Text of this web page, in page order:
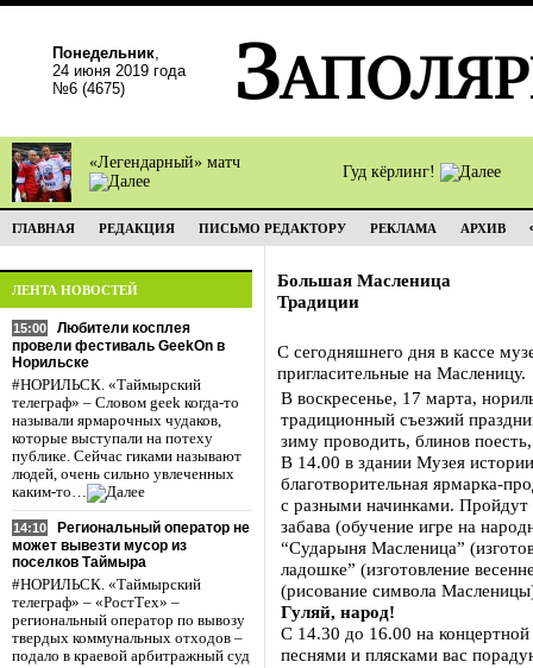
Понедельник,
24 июня 2019 года
№6 (4675)
«Легендарный» матч
Гуд кёрлинг!
ГЛАВНАЯ РЕДАКЦИЯ ПИСЬМО РЕДАКТОРУ РЕКЛАМА АРХИВ
ЛЕНТА НОВОСТЕЙ
15:00
Любители косплея
провели фестиваль GeekOn в
Норильске
#НОРИЛЬСК. «Таймырский
телеграф» – Словом geek когда-то
называли ярмарочных чудаков,
которые выступали на потеху
публике. Сейчас гиками называют
людей, очень сильно увлеченных
каким-то…
14:10
Региональный оператор не
может вывезти мусор из
поселков Таймыра
#НОРИЛЬСК. «Таймырский
телеграф» – «РостТех» –
региональный оператор по вывозу
твердых коммунальных отходов –
подало в краевой арбитражный суд
Большая Масленица
Традиции
С сегодняшнего дня в кассе
пригласительные на Масленицу.
В воскресенье, 17 марта,
традиционный съезжий
зиму проводить, блинов
В 14.00 в здании Музея
благотворительная ярмарка-
с разными начинками. Пройдут
забава (обучение игре на
“Сударыня Масленица”
ладошке” (изготовление
(рисование символа
Гуляй, народ!
С 14.30 до 16.00 на
песнями и плясками вас